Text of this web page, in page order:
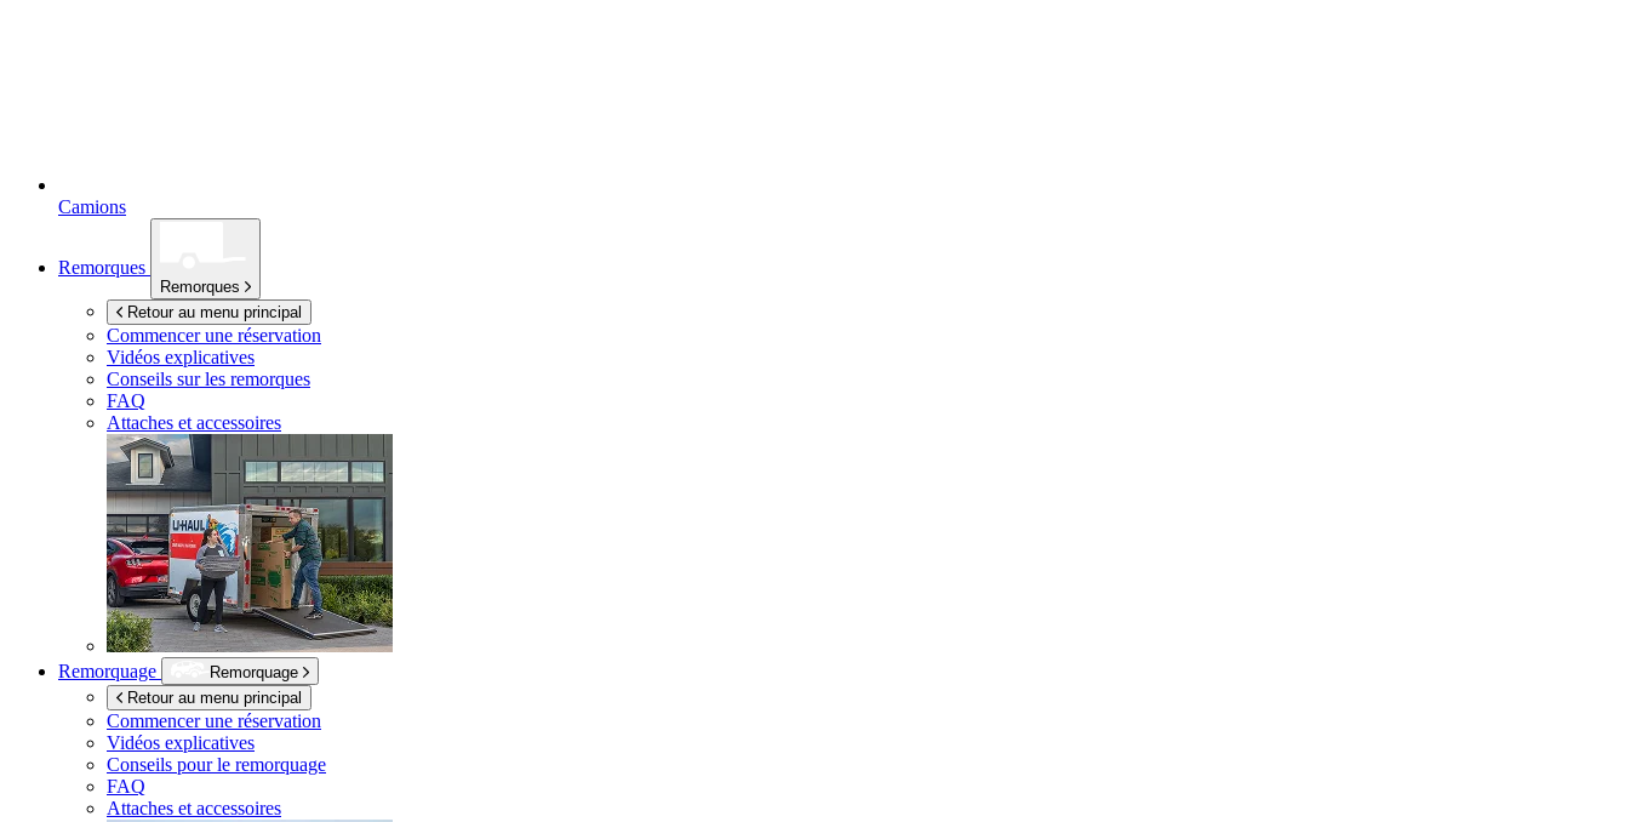
Camions
Remorques
Remorques
Retour au menu principal
Commencer une réservation
Vidéos explicatives
Conseils sur les remorques
FAQ
Attaches et accessoires
Remorquage
Remorquage
Retour au menu principal
Commencer une réservation
Vidéos explicatives
Conseils pour le remorquage
FAQ
Attaches et accessoires